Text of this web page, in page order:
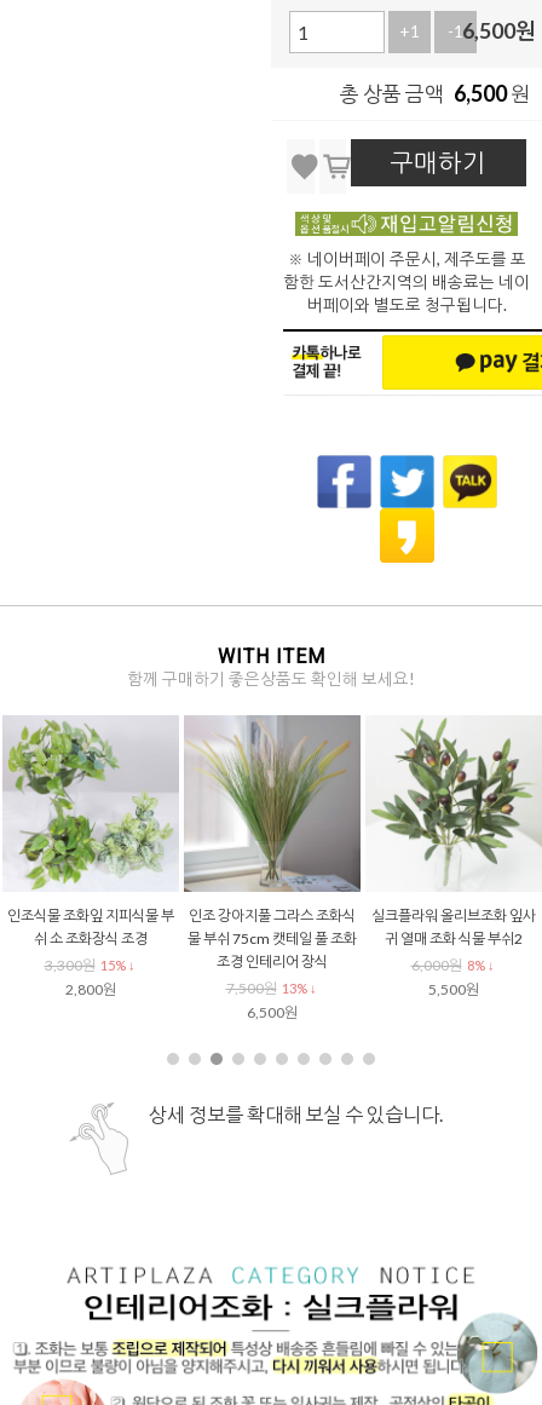
+1 -16,500원
총 상품 금액 6,500원
구매하기
※ 네이버페이 주문시, 제주도를 포
함한 도서산간지역의 배송료는 네이
버페이와 별도로 청구됩니다.
WITH ITEM
함께 구매하기 좋은상품도 확인해 보세요!
조화잎 지피식물 부
조화장식 조경
15% ↓
인조 강아지풀 그라스 조화식
물 부쉬 75cm 캣테일 풀 조화
조경 인테리어 장식
13% ↓
실크플라워 올리브조화 잎사
귀 열매 조화 식물 부쉬2
8% ↓
실크
블랙
상세 정보를 확대해 보실 수 있습니다.